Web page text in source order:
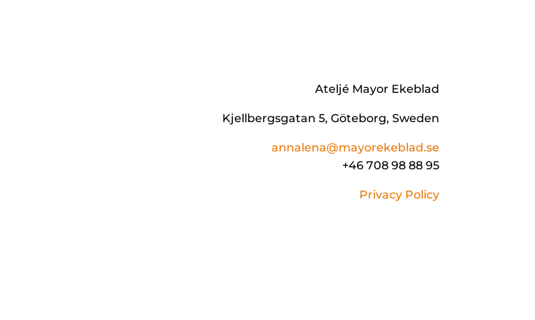
Ateljé Mayor Ekeblad
Kjellbergsgatan 5, Göteborg, Sweden
annalena@mayorekeblad.se
+46 708 98 88 95
Privacy Policy